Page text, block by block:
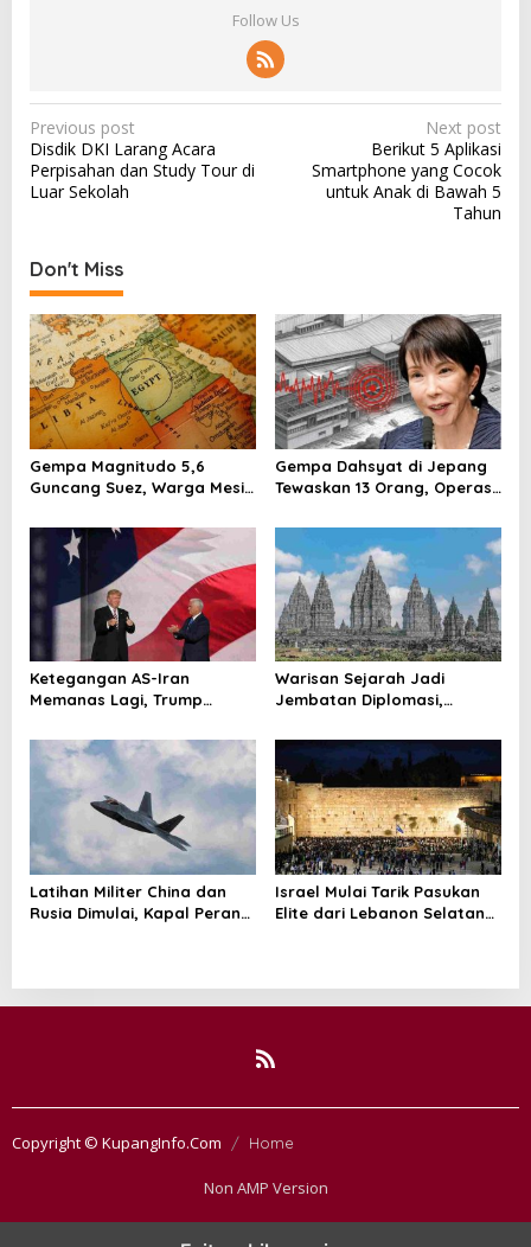
Follow Us
P
o
s
n
a
v
i
g
a
t
i
o
n
Previous post
Disdik DKI Larang Acara
Perpisahan dan Study Tour di
Luar Sekolah
Next post
Berikut 5 Aplikasi
Smartphone yang Cocok
untuk Anak di Bawah 5
Tahun
Don't Miss
Gempa Magnitudo 5,6
Guncang Suez, Warga Mesir
Gempa Dahsyat di Jepang
Tewaskan 13 Orang, Operasi
Ketegangan AS-Iran
Memanas Lagi, Trump
Warisan Sejarah Jadi
Jembatan Diplomasi,
Konservasi Prambanan
Latihan Militer China dan
Rusia Dimulai, Kapal Perang
Israel Mulai Tarik Pasukan
Elite dari Lebanon Selatan
Copyright © KupangInfo.Com Home
Non AMP Version